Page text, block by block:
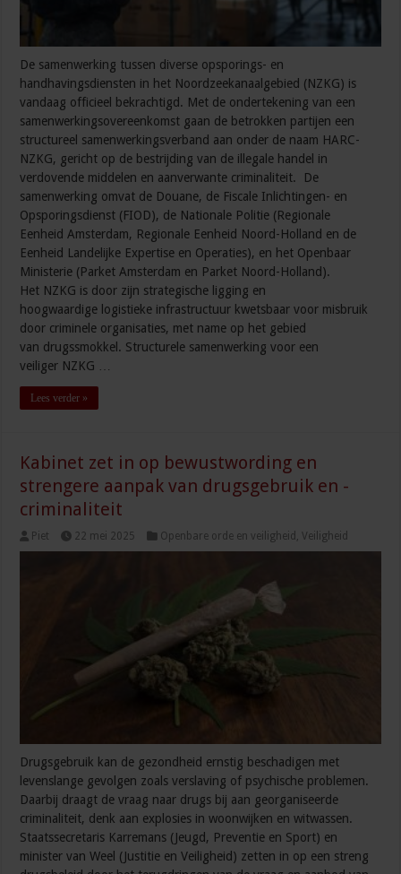
De samenwerking tussen diverse opsporings- en
handhavingsdiensten in het Noordzeekanaalgebied (NZKG) is
vandaag officieel bekrachtigd. Met de ondertekening van een
samenwerkingsovereenkomst gaan de betrokken partijen een
structureel samenwerkingsverband aan onder de naam HARC-
NZKG, gericht op de bestrijding van de illegale handel in
verdovende middelen en aanverwante criminaliteit. De
samenwerking omvat de Douane, de Fiscale Inlichtingen- en
Opsporingsdienst (FIOD), de Nationale Politie (Regionale
Eenheid Amsterdam, Regionale Eenheid Noord-Holland en de
Eenheid Landelijke Expertise en Operaties), en het Openbaar
Ministerie (Parket Amsterdam en Parket Noord-Holland).
Het NZKG is door zijn strategische ligging en
hoogwaardige logistieke infrastructuur kwetsbaar voor misbruik
door criminele organisaties, met name op het gebied
van drugssmokkel. Structurele samenwerking voor een
veiliger NZKG …
Lees verder »
Kabinet zet in op bewustwording en
strengere aanpak van drugsgebruik en -
criminaliteit
Piet 22 mei 2025 Openbare orde en veiligheid ,Veiligheid
Drugsgebruik kan de gezondheid ernstig beschadigen met
levenslange gevolgen zoals verslaving of psychische problemen.
Daarbij draagt de vraag naar drugs bij aan georganiseerde
criminaliteit, denk aan explosies in woonwijken en witwassen.
Staatssecretaris Karremans (Jeugd, Preventie en Sport) en
minister van Weel (Justitie en Veiligheid) zetten in op een streng